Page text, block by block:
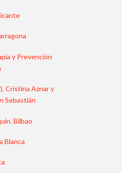
y Prevención
Cristina Aznar y
Sebastián
Bilbao
Blanca